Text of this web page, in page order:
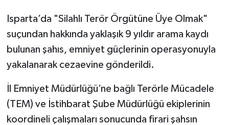
Isparta’da "Silahlı Terör Örgütüne Üye Olmak"
suçundan hakkında yaklaşık 9 yıldır arama kaydı
bulunan şahıs, emniyet güçlerinin operasyonuyla
yakalanarak cezaevine gönderildi.
İl Emniyet Müdürlüğü’ne bağlı Terörle Mücadele
(TEM) ve İstihbarat Şube Müdürlüğü ekiplerinin
koordineli çalışmaları sonucunda firari şahsın
RESMİ İLANLAR
SAĞLIK
Spor
Tarihi Yapılarımız
Teknoloji